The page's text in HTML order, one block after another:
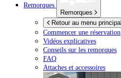
Remorques
Remorques
Retour au menu principal
Commencer une réservation
Vidéos explicatives
Conseils sur les remorques
FAQ
Attaches et accessoires